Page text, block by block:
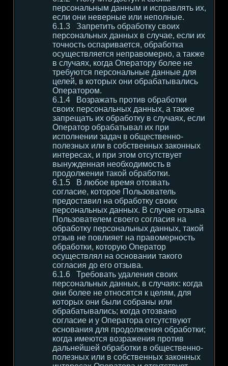
персональным данным и исправлять их,
если они неверные или неполные.
Запретить обработку своих
персональных данных в случае, если их
точность оспаривается, обработка
осуществляется неправомерно, а также
в случаях, когда Оператору более не
требуются персональные данные для
целей, в которых они обрабатывались
Оператором.
Возражать против обработки
своих персональных данных, а также
запрещать их обработку в случаях, если
Оператор обрабатывал их при
исполнении задач в общественно-
полезных или в собственных законных
интересах, и при этом отсутствует
вынужденная необходимость в
продолжении такой обработки.
В любое время отозвать
согласие, которое Пользователь
предоставил на обработку своих
персональных данных. В случае отзыва
Пользователем своего согласия на
обработку персональных данных, такой
отзыв не повлияет на правомерность
обработки, которую Оператор
осуществлял на основании такого
согласия до его отзыва.
Требовать удаления своих
персональных данных, в случаях: когда
они более не относятся к целям, для
которых они были собраны или
обрабатывались; когда отозвано
согласие и у Оператора отсутствуют
основания для продолжения обработки;
когда имеются возражения против
дальнейшей обработки в общественно-
полезных или в собственных законных